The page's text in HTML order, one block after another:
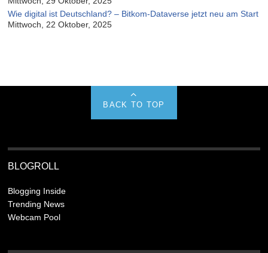
Wie digital ist Deutschland? – Bitkom-Dataverse jetzt neu am Start
Mittwoch, 22 Oktober, 2025
BACK TO TOP
BLOGROLL
Blogging Inside
Trending News
Webcam Pool